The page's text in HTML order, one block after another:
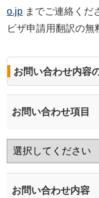
o.jp までご連絡くだ
ビザ申請用翻訳の無
お問い合わせ内容
お問い合わせ項目
お問い合わせ内容